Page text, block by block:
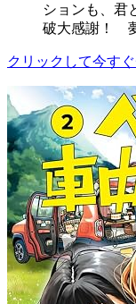
ションも、君
破大感謝！
クリックして今す